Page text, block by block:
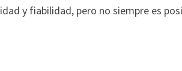
y fiabilidad, pero no siempre es